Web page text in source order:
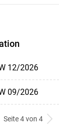
12/2026
09/2026
Seite 4 von 4